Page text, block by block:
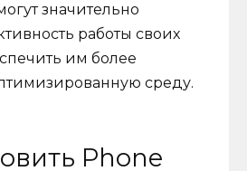
значительно
работы своих
им более
среду.
Phone